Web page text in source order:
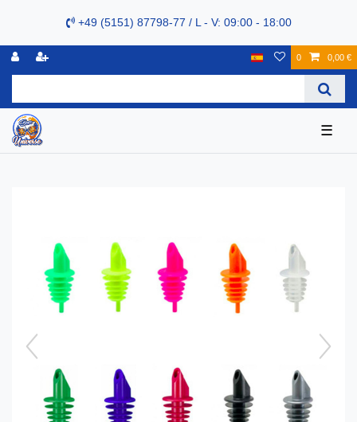
+49 (5151) 87798-77 / L - V: 09:00 - 18:00
0 0,00 €
☰